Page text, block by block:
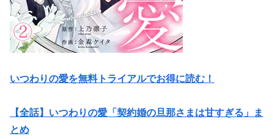
いつわりの愛を無料トライアルでお得に読む！
【全話】いつわりの愛「契約婚の旦那さまは甘すぎる」ま
とめ